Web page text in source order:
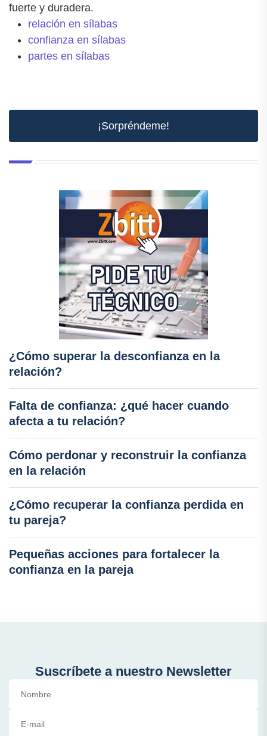
fuerte y duradera.
relación en sílabas
confianza en sílabas
partes en sílabas
¡Sorpréndeme!
¿Cómo superar la desconfianza en la
relación?
Falta de confianza: ¿qué hacer cuando
afecta a tu relación?
Cómo perdonar y reconstruir la confianza
en la relación
¿Cómo recuperar la confianza perdida en
tu pareja?
Pequeñas acciones para fortalecer la
confianza en la pareja
Suscríbete a nuestro Newsletter